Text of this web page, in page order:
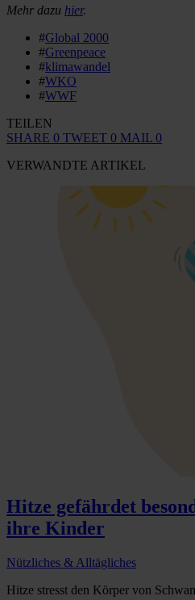
Mehr dazu hier.
#Global 2000
#Greenpeace
#klimawandel
#WKO
#WWF
TEILEN
SHARE 0 TWEET 0 MAIL 0
VERWANDTE ARTIKEL
Hitze gefährdet
ihre Kinder
Nützliches & Alltägliches
Hitze stresst den Körper von